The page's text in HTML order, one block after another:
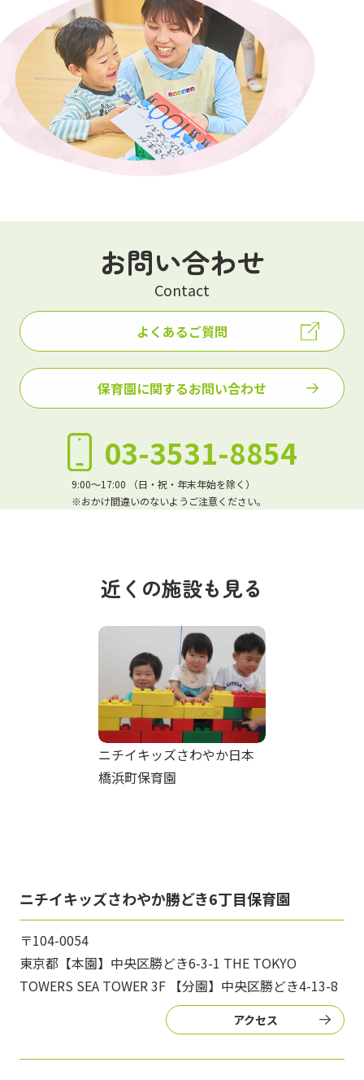
お問い合わせ
Contact
よくあるご質問
保育園に関するお問い合わせ
03-3531-8854
9:00～17:00 （日・祝・年末年始を除く）
※おかけ間違いのないようご注意ください。
近くの施設も見る
ニチイキッズさわやか日本
橋浜町保育園
ニチイキッズさわやか勝どき6丁目保育園
〒104-0054
東京都【本園】中央区勝どき6-3-1 THE TOKYO
TOWERS SEA TOWER 3F 【分園】中央区勝どき4-13-8
アクセス